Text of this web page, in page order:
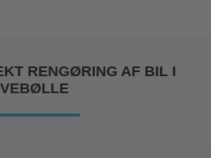
RENGØRING AF BIL I